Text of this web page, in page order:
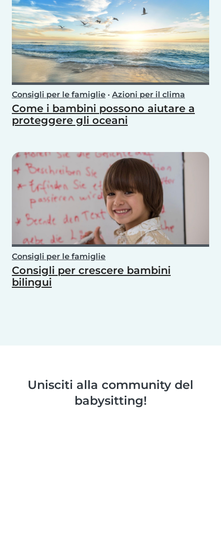
Consigli per le famiglie • Azioni per il clima
Come i bambini possono aiutare a
proteggere gli oceani
Consigli per le famiglie
Consigli per crescere bambini
bilingui
Unisciti alla community del
babysitting!